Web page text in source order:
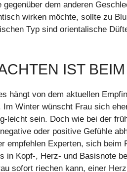
gegenüber dem anderen
wirken möchte, sollte zu
Typ sind orientalische
IST
hängt von dem aktuellen
Im Winter wünscht Frau sich
leicht sein. Doch wie bei der
oder positive Gefühle
empfehlen Experten, sich
in Kopf-, Herz- und Basisnote
sofort riechen kann, einer